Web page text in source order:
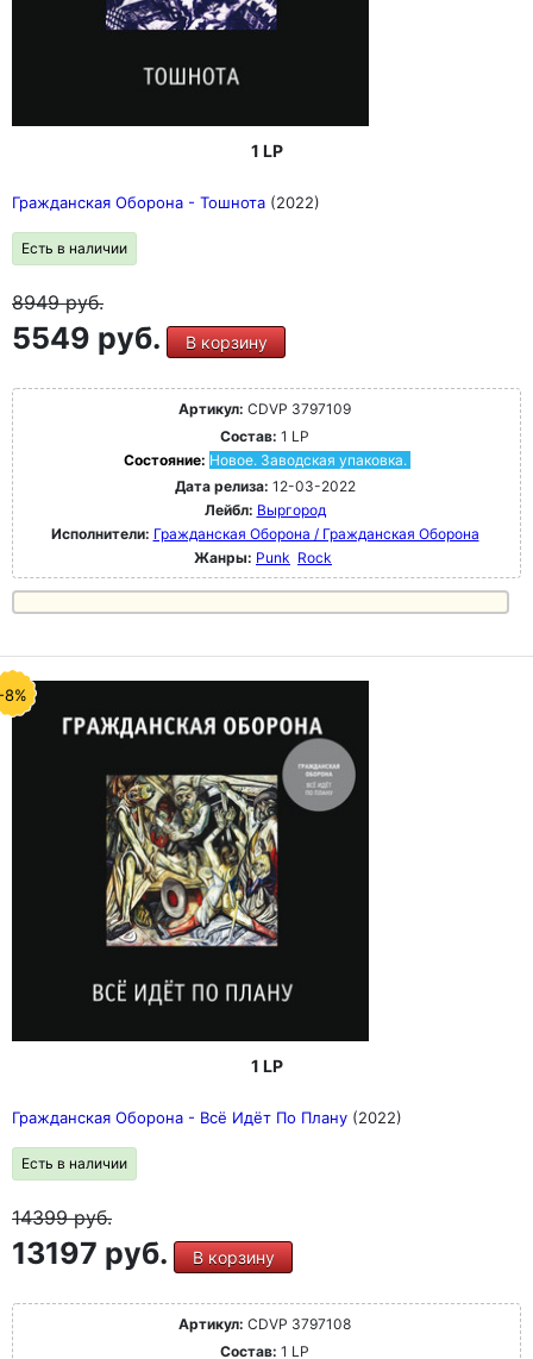
1 LP
Гражданская Оборона - Тошнота (2022)
Есть в наличии
8949руб.
5549 руб. В корзину
Артикул: CDVP 3797109
Состав: 1 LP
Состояние: Новое. Заводская упаковка.
Дата релиза: 12-03-2022
Лейбл: Выргород
Исполнители: Гражданская Оборона / Гражданская Оборона
Жанры: Punk Rock
8%
1 LP
Гражданская Оборона - Всё Идёт По Плану (2022)
Есть в наличии
14399руб.
13197 руб. В корзину
Артикул: CDVP 3797108
Состав: 1 LP